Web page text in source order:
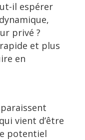
il espérer
privé ?
et plus
en
vient d’être
potentiel